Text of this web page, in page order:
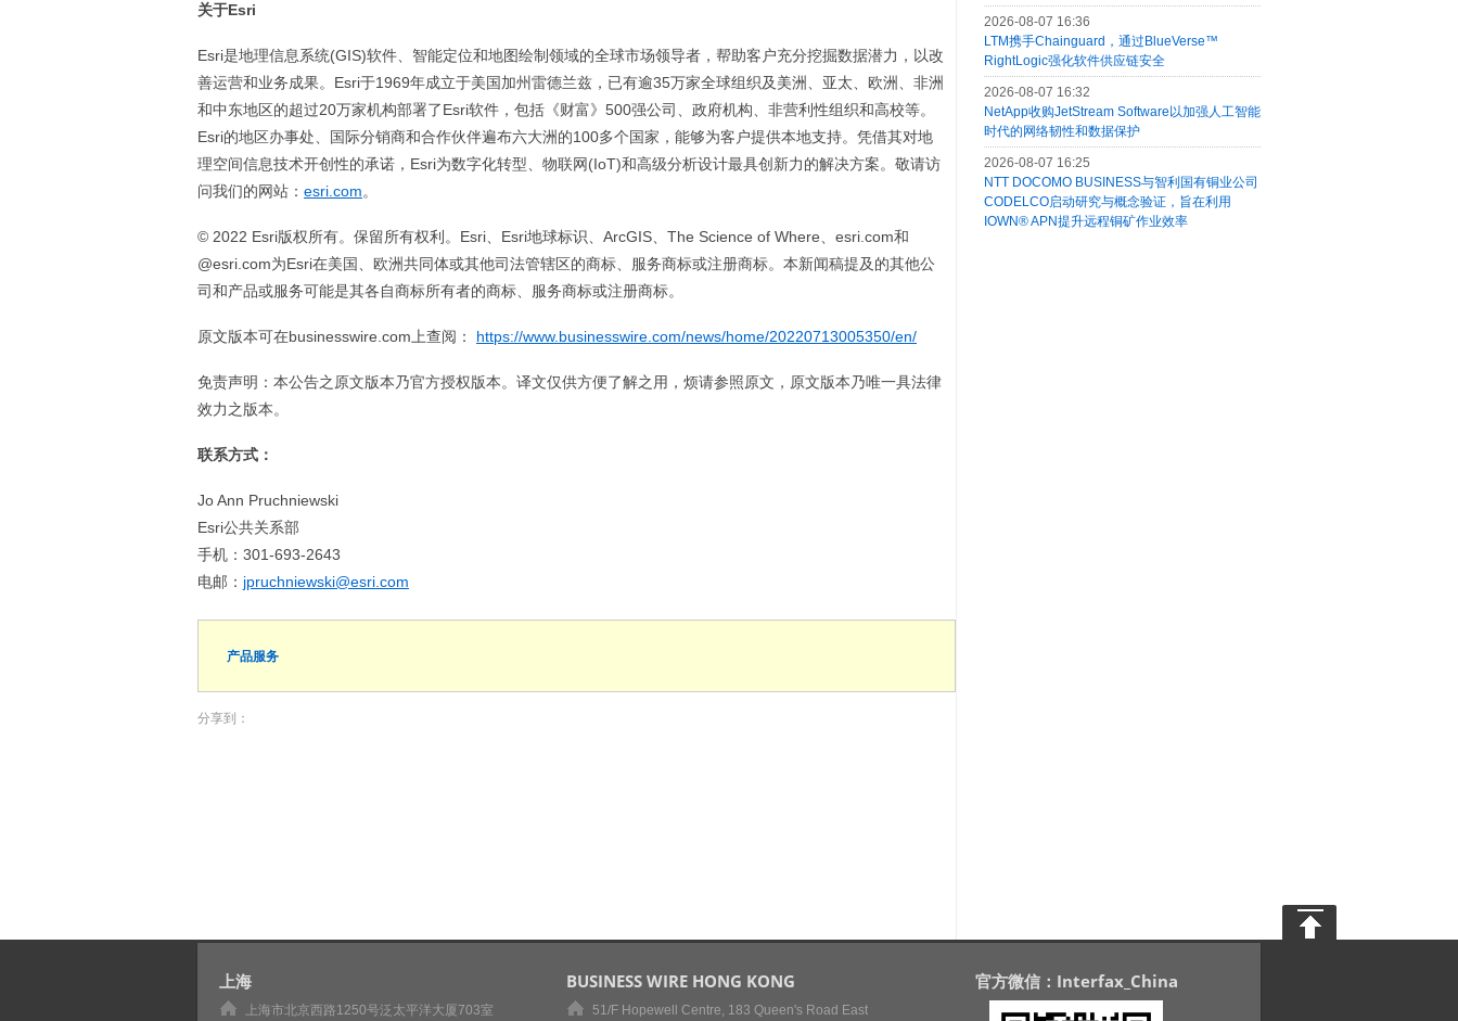
关于Esri
Esri是地理信息系统(GIS)软件、智能定位和地图绘制领域的全球市场领导者，帮助客户充分挖掘数据潜力，以改
善运营和业务成果。Esri于1969年成立于美国加州雷德兰兹，已有逾35万家全球组织及美洲、亚太、欧洲、非洲
和中东地区的超过20万家机构部署了Esri软件，包括《财富》500强公司、政府机构、非营利性组织和高校等。
Esri的地区办事处、国际分销商和合作伙伴遍布六大洲的100多个国家，能够为客户提供本地支持。凭借其对地
理空间信息技术开创性的承诺，Esri为数字化转型、物联网(IoT)和高级分析设计最具创新力的解决方案。敬请访
问我们的网站： esri.com。
© 2022 Esri版权所有。保留所有权利。Esri、Esri地球标识、ArcGIS、The Science of Where、esri.com和
@esri.com为Esri在美国、欧洲共同体或其他司法管辖区的商标、服务商标或注册商标。本新闻稿提及的其他公
司和产品或服务可能是其各自商标所有者的商标、服务商标或注册商标。
原文版本可在businesswire.com上查阅： https://www.businesswire.com/news/home/20220713005350/en/
免责声明：本公告之原文版本乃官方授权版本。译文仅供方便了解之用，烦请参照原文，原文版本乃唯一具法律
效力之版本。
联系方式：
Jo Ann Pruchniewski
Esri公共关系部
手机：301-693-2643
电邮： jpruchniewski@esri.com
产品服务
分享到：
2026-08-07 16:36
LTM携手Chainguard，通过BlueVerse™
RightLogic强化软件供应链安全
2026-08-07 16:32
NetApp收购JetStream Software以加强人工智能
时代的网络韧性和数据保护
2026-08-07 16:25
NTT DOCOMO BUSINESS与智利国有铜业公司
CODELCO启动研究与概念验证，旨在利用
IOWN® APN提升远程铜矿作业效率
上海
上海市北京西路1250号泛太平洋大厦703室
BUSINESS WIRE HONG KONG
51/F Hopewell Centre, 183 Queen's Road East
官方微信：Interfax_China